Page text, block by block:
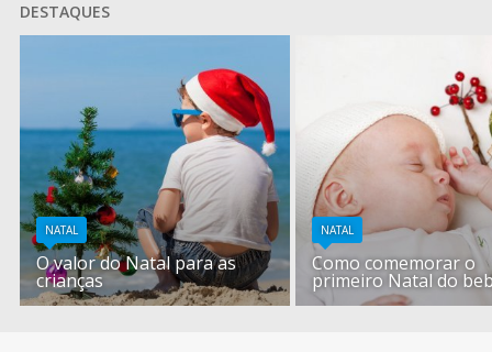
DESTAQUES
NATAL
O valor do Natal para as
crianças
NATAL
Como comemorar o
primeiro Natal do